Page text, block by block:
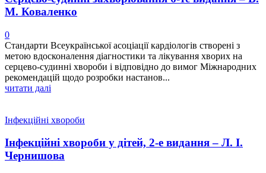
М. Коваленко
0
Стандарти Всеукраїнської асоціації кардіологів створені з
метою вдосконалення діагностики та лікування хворих на
серцево-судинні хвороби і відповідно до вимог Міжнародних
рекомендацій щодо розробки настанов...
читати далі
Інфекційні хвороби
Інфекційні хвороби у дітей, 2-е видання – Л. І.
Чернишова